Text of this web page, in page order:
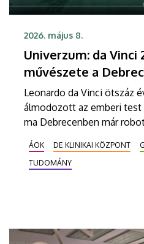
2026. május 8.
Univerzum: da Vinci
művészete a
Leonardo da Vinci ötszáz
álmodozott az emberi
ma Debrecenben már
válik a sebészet precíziós
Központban, ahol immár
rendszer is a betegek
ÁOK DE KLINIKAI KÖZPONT
TUDOMÁNY